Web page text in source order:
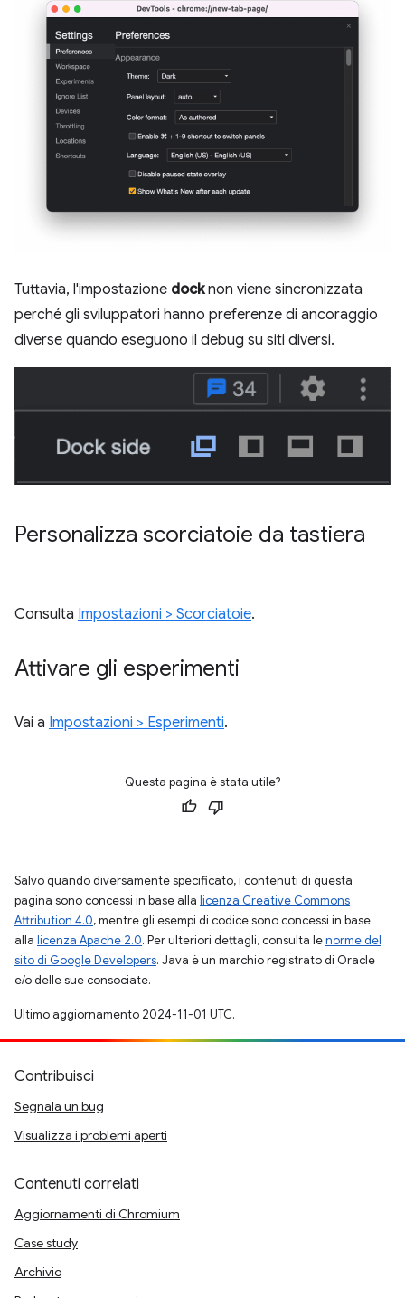
Tuttavia, l'impostazione docknon viene sincronizzata
perché gli sviluppatori hanno preferenze di ancoraggio
diverse quando eseguono il debug su siti diversi.
Personalizza scorciatoie da tastiera
Consulta Impostazioni > Scorciatoie.
Attivare gli esperimenti
Vai a Impostazioni > Esperimenti.
Questa pagina è stata utile?
Salvo quando diversamente specificato, i contenuti di questa
pagina sono concessi in base alla licenza Creative Commons
Attribution 4.0, mentre gli esempi di codice sono concessi in base
alla licenza Apache 2.0. Per ulteriori dettagli, consulta lenorme del
sito di Google Developers. Java è un marchio registrato di Oracle
e/o delle sue consociate.
Ultimo aggiornamento 2024-11-01 UTC.
Contribuisci
Segnala un bug
Visualizza i problemi aperti
Contenuti correlati
Aggiornamenti di Chromium
Case study
Archivio